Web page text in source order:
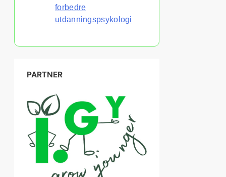
forbedre
utdanningspsykologi
PARTNER